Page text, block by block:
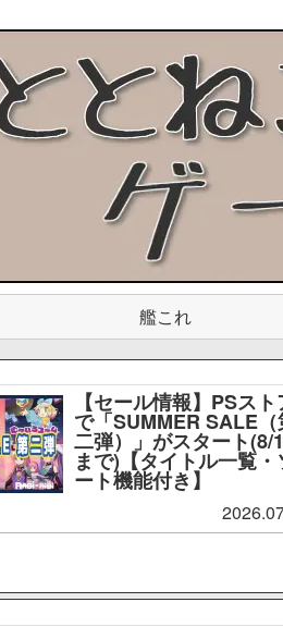
艦これ
【セール情報】PSスト
で「SUMMER SALE（
二弾）」がスタート(8/
まで)【タイトル一覧・
ート機能付き】